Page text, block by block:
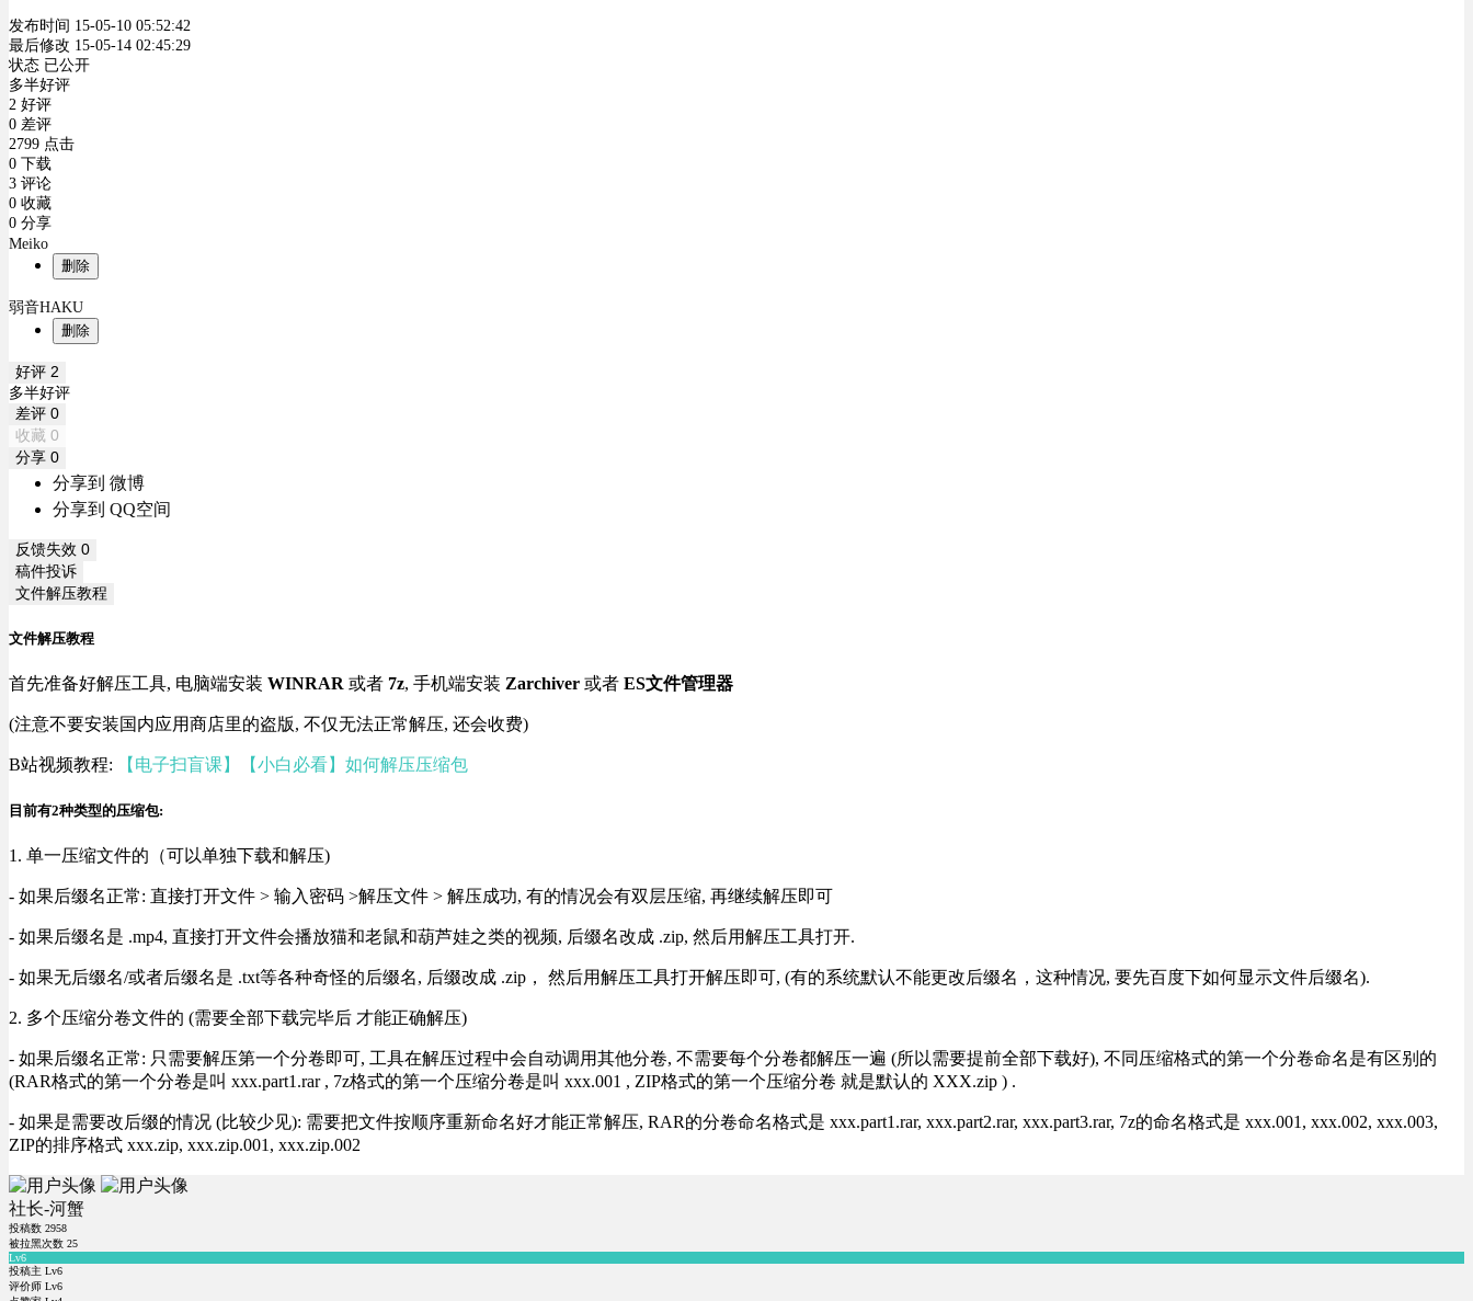
发布时间 15-05-10 05:52:42
最后修改 15-05-14 02:45:29
状态 已公开
多半好评
2 好评
0 差评
2799 点击
0 下载
3 评论
0 收藏
0 分享
Meiko
删除
弱音HAKU
删除
好评 2
多半好评
差评 0
收藏 0
分享 0
分享到 微博
分享到 QQ空间
反馈失效 0
稿件投诉
文件解压教程
文件解压教程
首先准备好解压工具, 电脑端安装 WINRAR 或者 7z, 手机端安装 Zarchiver 或者 ES文件管理器
(注意不要安装国内应用商店里的盗版, 不仅无法正常解压, 还会收费)
B站视频教程: 【电子扫盲课】【小白必看】如何解压压缩包
目前有2种类型的压缩包:
1. 单一压缩文件的（可以单独下载和解压)
- 如果后缀名正常: 直接打开文件 > 输入密码 >解压文件 > 解压成功, 有的情况会有双层压缩, 再继续解压即可
- 如果后缀名是 .mp4, 直接打开文件会播放猫和老鼠和葫芦娃之类的视频, 后缀名改成 .zip, 然后用解压工具打开.
- 如果无后缀名/或者后缀名是 .txt等各种奇怪的后缀名, 后缀改成 .zip， 然后用解压工具打开解压即可, (有的系统默认不能更改后缀名，这种情况, 要先百度下如何显示文件后缀名).
2. 多个压缩分卷文件的 (需要全部下载完毕后 才能正确解压)
- 如果后缀名正常: 只需要解压第一个分卷即可, 工具在解压过程中会自动调用其他分卷, 不需要每个分卷都解压一遍 (所以需要提前全部下载好), 不同压缩格式的第一个分卷命名是有区别的
(RAR格式的第一个分卷是叫 xxx.part1.rar , 7z格式的第一个压缩分卷是叫 xxx.001 , ZIP格式的第一个压缩分卷 就是默认的 XXX.zip ) .
- 如果是需要改后缀的情况 (比较少见): 需要把文件按顺序重新命名好才能正常解压, RAR的分卷命名格式是 xxx.part1.rar, xxx.part2.rar, xxx.part3.rar, 7z的命名格式是 xxx.001, xxx.002, xxx.003,
ZIP的排序格式 xxx.zip, xxx.zip.001, xxx.zip.002
社长-河蟹
投稿数 2958
被拉黑次数 25
Lv6
投稿主 Lv6
评价师 Lv6